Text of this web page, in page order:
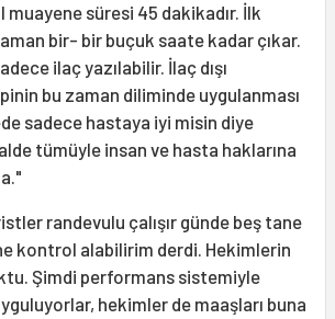
süresi 45 dakikadır. İlk
bir- bir buçuk saate kadar çıkar.
ilaç yazılabilir. İlaç dışı
bu zaman diliminde uygulanması
sadece hastaya iyi misin diye
tümüyle insan ve hasta haklarına
randevulu çalışır günde beş tane
kontrol alabilirim derdi. Hekimlerin
Şimdi performans sistemiyle
hekimler de maaşları buna